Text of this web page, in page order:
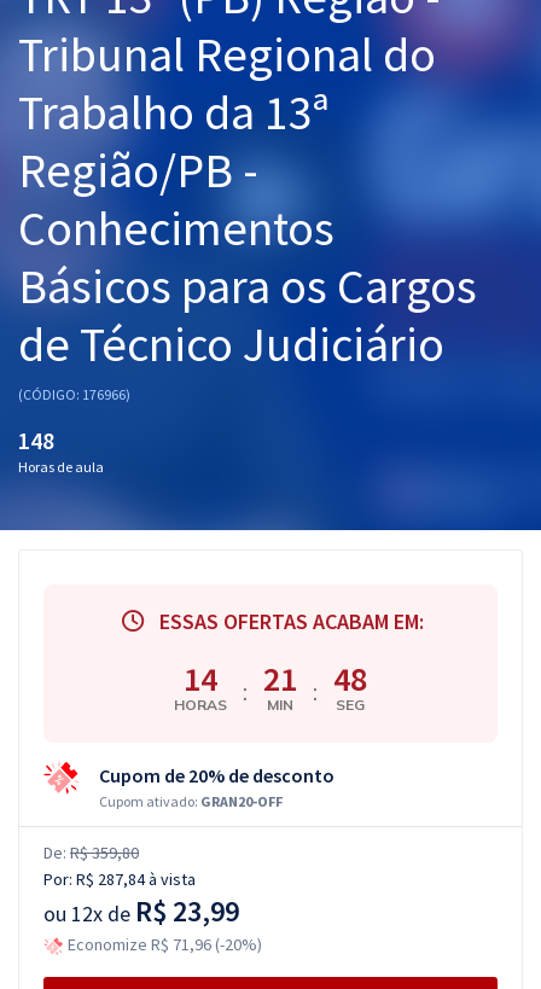
Graduação
Mentorias
Questões grátis
Conteúdo gratuito
Blog
Aprovados
Atendimento
Tribunal Regional do
Trabalho da 13ª
Região/PB -
Conhecimentos
Básicos para os Cargos
de Técnico Judiciário
(CÓDIGO: 176966)
148
Horas de aula
ESSAS OFERTAS ACABAM EM:
14
HORAS : 21
MIN : 47
SEG
Cupom de 20% de desconto
Cupom ativado: GRAN20-OFF
De: R$ 359,80
Por: R$ 287,84à vista
ou 12x de R$ 23,99
Economize R$ 71,96 (-20%)